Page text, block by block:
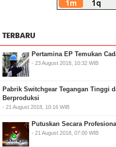
TERBARU
Pertamina EP Temukan
- 23 August 2018, 10:32 WIB
Pabrik Switchgear Tegangan Tinggi
Berproduksi
- 21 August 2018, 10:16 WIB
Putuskan Secara
- 21 August 2018, 07:00 WIB